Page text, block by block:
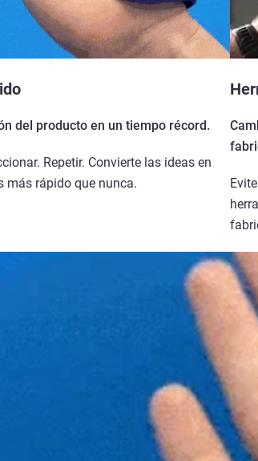
del producto en un tiempo récord.
Repetir. Convierte las ideas en
más rápido que nunca.